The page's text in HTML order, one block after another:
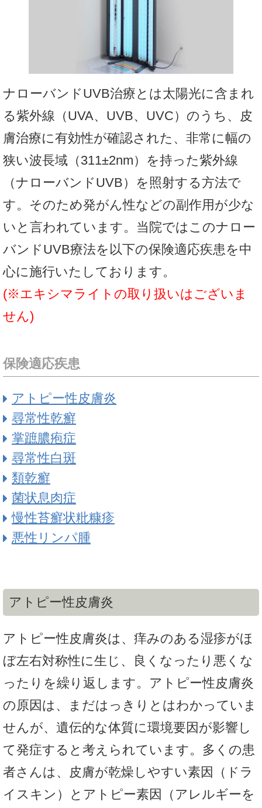
ナローバンドUVB治療とは太陽光に含まれ
る紫外線（UVA、UVB、UVC）のうち、皮
膚治療に有効性が確認された、非常に幅の
狭い波長域（311±2nm）を持った紫外線
（ナローバンドUVB）を照射する方法で
す。そのため発がん性などの副作用が少な
いと言われています。当院ではこのナロー
バンドUVB療法を以下の保険適応疾患を中
心に施行いたしております。
(※エキシマライトの取り扱いはございま
せん)
保険適応疾患
アトピー性皮膚炎
尋常性乾癬
掌蹠膿疱症
尋常性白斑
類乾癬
菌状息肉症
慢性苔癬状粃糠疹
悪性リンパ腫
アトピー性皮膚炎
アトピー性皮膚炎は、痒みのある湿疹がほ
ぼ左右対称性に生じ、良くなったり悪くな
ったりを繰り返します。アトピー性皮膚炎
の原因は、まだはっきりとはわかっていま
せんが、遺伝的な体質に環境要因が影響し
て発症すると考えられています。多くの患
者さんは、皮膚が乾燥しやすい素因（ドラ
イスキン）とアトピー素因（アレルギーを